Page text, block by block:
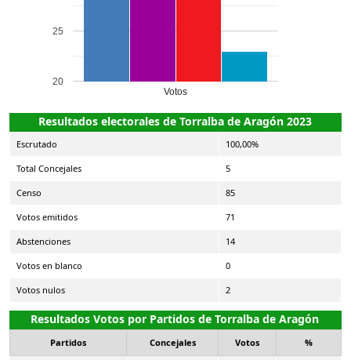
Votos
20
25
Resultados electorales de Torralba de Aragón 2023
Escrutado 100,00%
Total Concejales 5
Censo 85
Votos emitidos 71
Abstenciones 14
Votos en blanco 0
Votos nulos 2
Resultados Votos por Partidos de Torralba de Aragón
Partidos Concejales Votos %